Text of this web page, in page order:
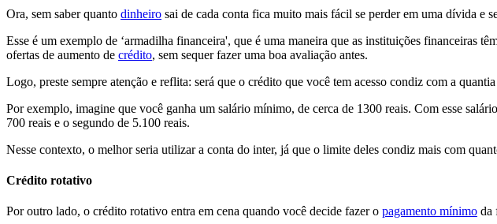
Ora, sem saber quanto dinheiro sai de cada conta fica muito mais fácil se perder em uma dívida e
Esse é um exemplo de ‘armadilha financeira', que é uma maneira que as instituições financeiras
ofertas de aumento de crédito, sem sequer fazer uma boa avaliação antes.
Logo, preste sempre atenção e reflita: será que o crédito que você tem acesso condiz com a
Por exemplo, imagine que você ganha um salário mínimo, de cerca de 1300 reais. Com esse
700 reais e o segundo de 5.100 reais.
Nesse contexto, o melhor seria utilizar a conta do inter, já que o limite deles condiz mais com
Crédito rotativo
Por outro lado, o crédito rotativo entra em cena quando você decide fazer o pagamento mínimo da